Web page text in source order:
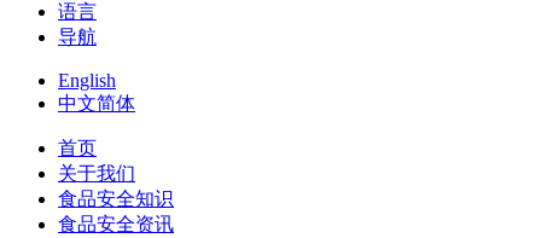
语言
导航
English
中文简体
首页
关于我们
食品安全知识
食品安全资讯